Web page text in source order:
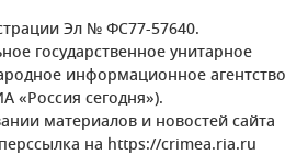
Эл № ФС77-57640.
государственное унитарное
информационное агентство
«Россия сегодня»).
материалов и новостей сайта
на https://crimea.ria.ru